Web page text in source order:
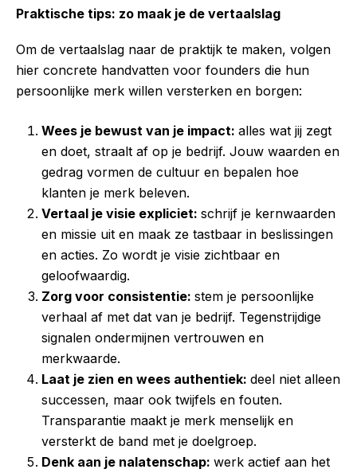
Praktische tips: zo maak je de vertaalslag
Om de vertaalslag naar de praktijk te maken, volgen
hier concrete handvatten voor founders die hun
persoonlijke merk willen versterken en borgen:
Wees je bewust van je impact: alles wat jij zegt
en doet, straalt af op je bedrijf. Jouw waarden en
gedrag vormen de cultuur en bepalen hoe
klanten je merk beleven.
Vertaal je visie expliciet: schrijf je kernwaarden
en missie uit en maak ze tastbaar in beslissingen
en acties. Zo wordt je visie zichtbaar en
geloofwaardig.
Zorg voor consistentie: stem je persoonlijke
verhaal af met dat van je bedrijf. Tegenstrijdige
signalen ondermijnen vertrouwen en
merkwaarde.
Laat je zien en wees authentiek: deel niet alleen
successen, maar ook twijfels en fouten.
Transparantie maakt je merk menselijk en
versterkt de band met je doelgroep.
Denk aan je nalatenschap: werk actief aan het